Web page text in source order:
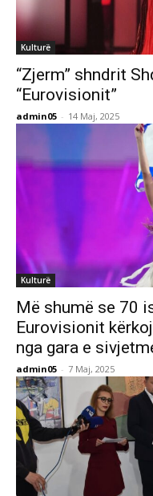
Kulturë
“Zjerm” shndrit
“Eurovisionit”
admin05 - 14 Maj, 2025
Kulturë
Më shumë se 70
Eurovisionit
nga gara e
admin05 - 7 Maj, 2025